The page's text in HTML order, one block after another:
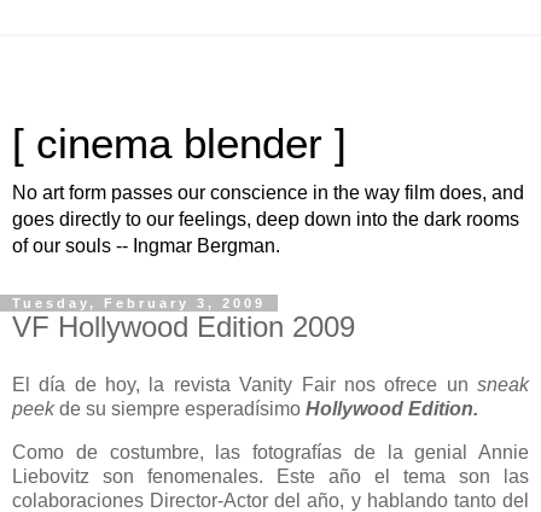
[ cinema blender ]
No art form passes our conscience in the way film does, and
goes directly to our feelings, deep down into the dark rooms
of our souls -- Ingmar Bergman.
Tuesday, February 3, 2009
VF Hollywood Edition 2009
El día de hoy, la revista Vanity Fair nos ofrece un sneak
peekde su siempre esperadísimo Hollywood Edition.
Como de costumbre, las fotografías de la genial Annie
Liebovitz son fenomenales. Este año el tema son las
colaboraciones Director-Actor del año, y hablando tanto del